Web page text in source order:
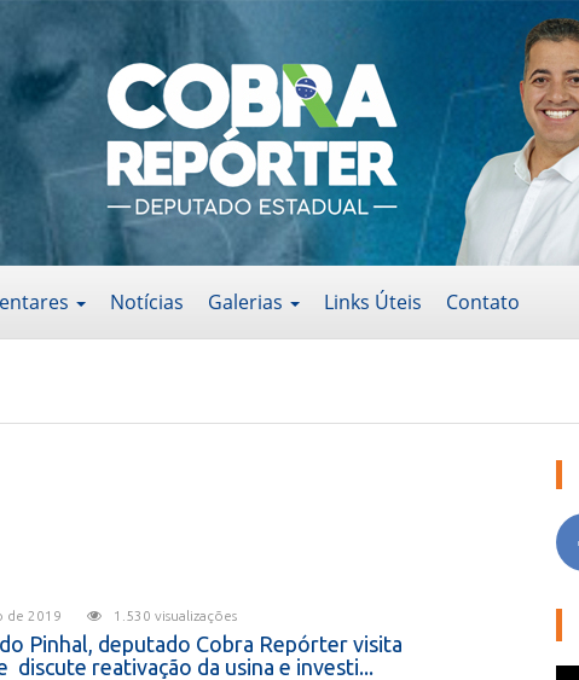
Notícias Galerias Links Úteis Contato
de 2019 1.530 visualizações
Pinhal, deputado Cobra Repórter visita
discute reativação da usina e investi...